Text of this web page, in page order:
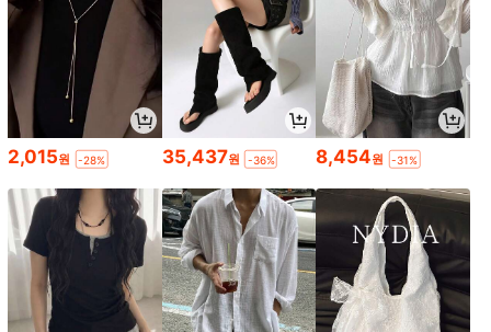
2,015원 -28% 35,437원 -36% 8,454원 -31%